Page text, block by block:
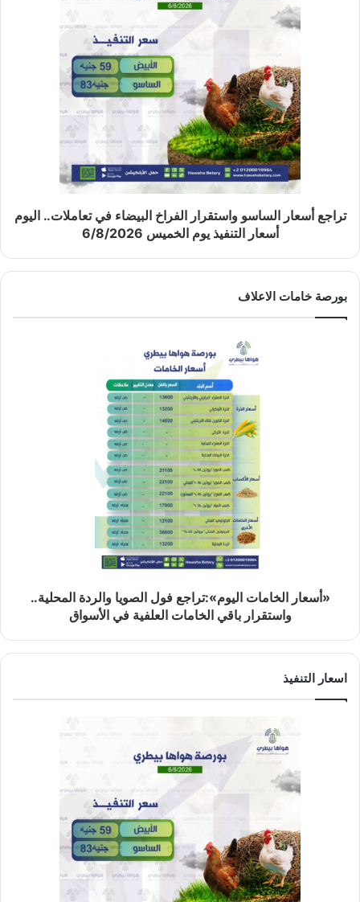
تراجع أسعار الساسو واستقرار الفراخ البيضاء في تعاملات.. اليوم
أسعار التنفيذ يوم الخميس 6/8/2026
بورصة خامات الاعلاف
«أسعار الخامات اليوم»:تراجع فول الصويا والردة المحلية..
واستقرار باقي الخامات العلفية في الأسواق
اسعار التنفيذ